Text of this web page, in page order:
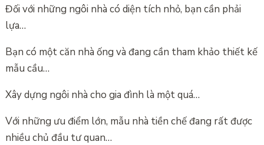
Đối với những ngôi nhà có diện tích nhỏ, bạn cần phải
lựa…
Bạn có một căn nhà ống và đang cần tham khảo thiết kế
mẫu cầu…
Xây dựng ngôi nhà cho gia đình là một quá…
Với những ưu điểm lớn, mẫu nhà tiền chế đang rất được
nhiều chủ đầu tư quan…